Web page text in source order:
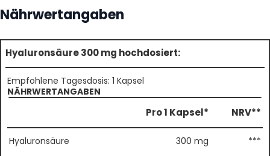
Nährwertangaben
Hyaluronsäure 300 mg hochdosiert:
Empfohlene Tagesdosis: 1 Kapsel
NÄHRWERTANGABEN
Pro 1 Kapsel* NRV**
Hyaluronsäure 300 mg ***